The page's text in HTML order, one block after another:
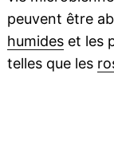
peuvent être
humideset les
telles que les